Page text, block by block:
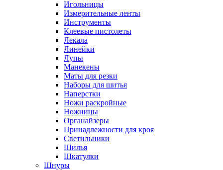
Игольницы
Измерительные ленты
Инструменты
Клеевые пистолеты
Лекала
Линейки
Лупы
Манекены
Маты для резки
Наборы для шитья
Наперстки
Ножи раскройные
Ножницы
Органайзеры
Принадлежности для кроя
Светильники
Шилья
Шкатулки
Шнуры